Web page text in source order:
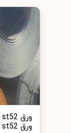
ورق st52 در چیست؟